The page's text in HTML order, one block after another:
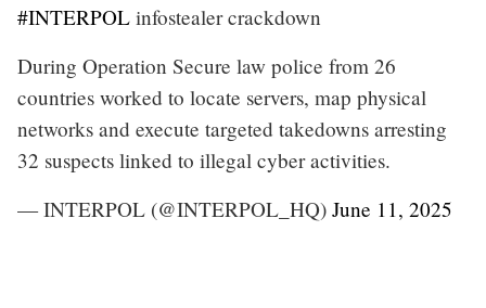
#INTERPOL infostealer crackdown
During Operation Secure law police from 26
countries worked to locate servers, map physical
networks and execute targeted takedowns arresting
32 suspects linked to illegal cyber activities.
— INTERPOL (@INTERPOL_HQ) June 11, 2025